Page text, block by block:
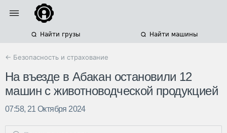
Найти грузы Найти машины
← Безопасность и страхование
На въезде в Абакан остановили 12
машин с животноводческой продукцией
07:58, 21 Октября 2024